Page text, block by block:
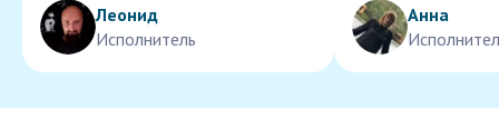
Леонид
Исполнитель
Анна